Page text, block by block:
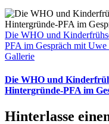
Die WHO und
PFA im Gespräch mit
Gallerie
Die WHO und
Hintergründe-PFA im
Hinterlasse